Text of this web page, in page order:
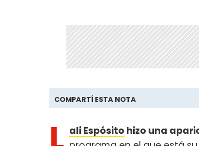
COMPARTÍ ESTA NOTA
ali Espósito hizo una